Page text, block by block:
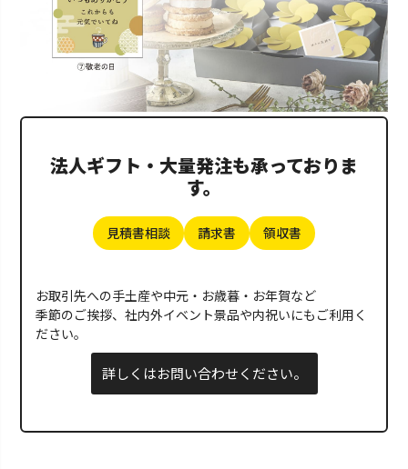
法人ギフト・大量発注も承っておりま
す。
見積書相談 請求書 領収書
お取引先への手土産や中元・お歳暮・お年賀など
季節のご挨拶、社内外イベント景品や内祝いにもご利用く
ださい。
詳しくはお問い合わせください。